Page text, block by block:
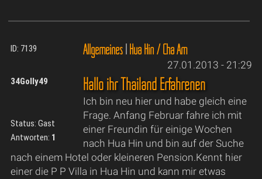
ID: 7139 Allgemeines|Hua Hin / Cha Am
27.01.2013 - 21:29
34Golly49
Status: Gast
Antworten: 1
Hallo ihr Thailand Erfahrenen
Ich bin neu hier und habe gleich eine
Frage. Anfang Februar fahre ich mit
einer Freundin für einige Wochen
nach Hua Hin und bin auf der Suche
nach einem Hotel oder kleineren Pension.Kennt hier
einer die P P Villa in Hua Hin und kann mir etwas